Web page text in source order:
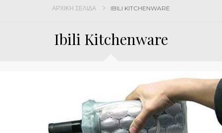
ΑΡΧΙΚΉ ΣΕΛΊΔΑ IBILI KITCHENWARE
Ibili Kitchenware